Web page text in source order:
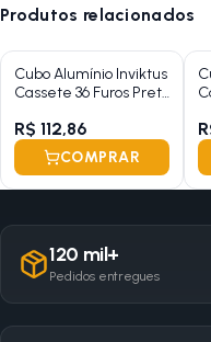
Produtos relacionados
Cubo Alumínio Inviktus
Cassete 36 Furos Preto
R$ 112,86
COMPRAR
120 mil+
Pedidos entregues